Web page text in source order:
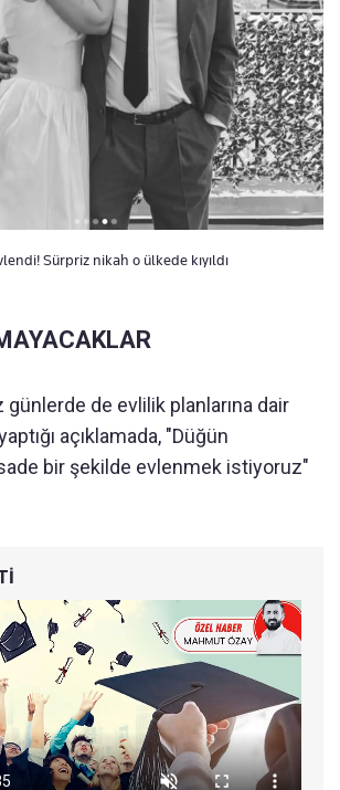
Sürpriz nikah o ülkede kıyıldı
de evlilik planlarına dair
açıklamada, "Düğün
bir şekilde evlenmek istiyoruz"